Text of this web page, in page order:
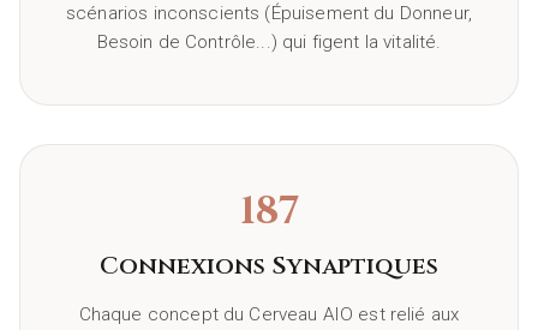
scénarios inconscients (Épuisement du Donneur,
Besoin de Contrôle...) qui figent la vitalité.
187
Connexions Synaptiques
Chaque concept du Cerveau AIO est relié aux